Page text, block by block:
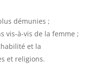
démunies ;
vis-à-vis de la femme ;
et la
et religions.